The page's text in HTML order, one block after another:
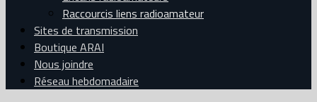
Raccourcis liens radioamateur
Sites de transmission
Boutique ARAI
Nous joindre
Réseau hebdomadaire